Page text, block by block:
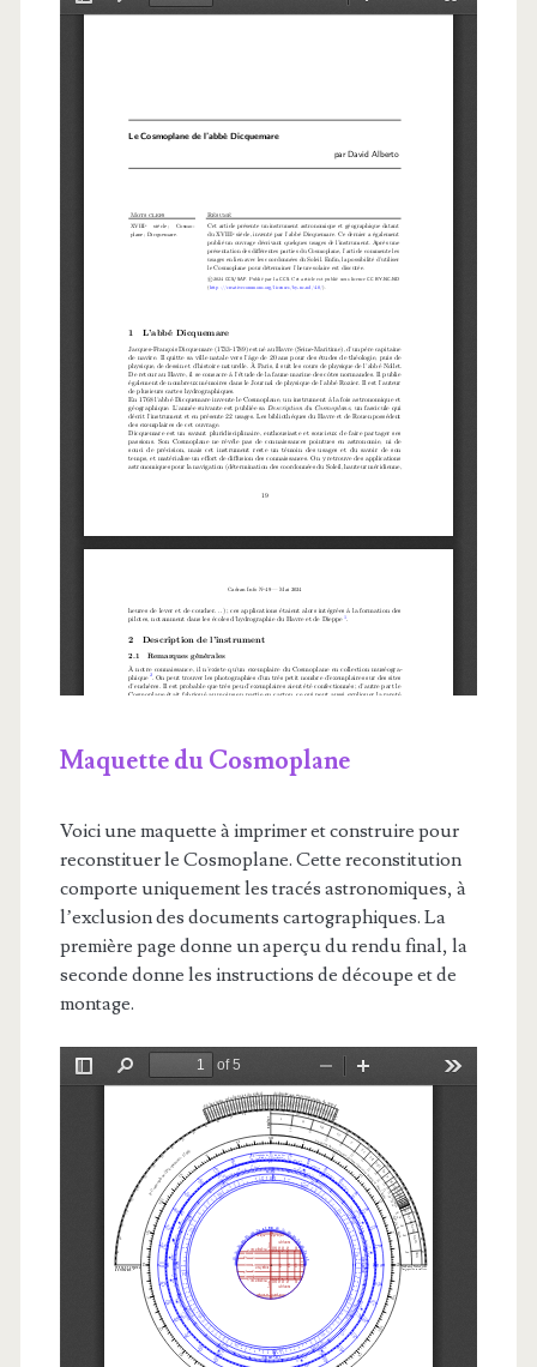
Maquette du Cosmoplane
Voici une maquette à imprimer et construire pour
reconstituer le Cosmoplane. Cette reconstitution
comporte uniquement les tracés astronomiques, à
l’exclusion des documents cartographiques. La
première page donne un aperçu du rendu final, la
seconde donne les instructions de découpe et de
montage.